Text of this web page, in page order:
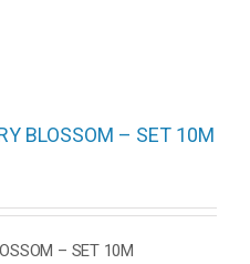
BLOSSOM – SET 10M
– SET 10M